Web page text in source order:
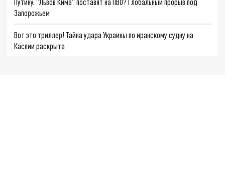
Запорожьем
Вот это триллер! Тайна удара Украины по иранскому судну на
Каспии раскрыта